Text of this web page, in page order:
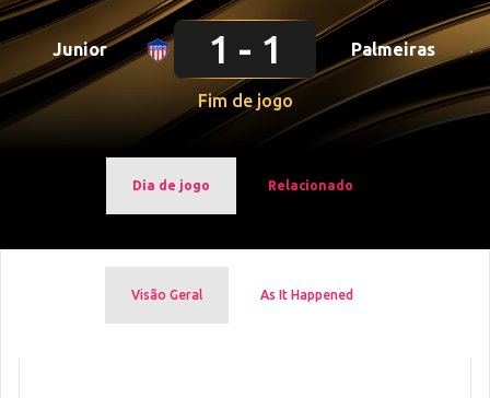
Junior 1 1 Palmeiras
Fim de jogo
Dia de jogo Relacionado
Visão Geral As It Happened